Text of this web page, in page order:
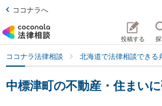
ココナラへ
投稿する
ココナラ法律相談 北海道で法律相談できる
中標津町の不動産・住まい